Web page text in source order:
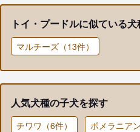
トイ・プードルに似ている
マルチーズ（13件）
人気犬種の子犬を探す
チワワ（6件） ポメラニア